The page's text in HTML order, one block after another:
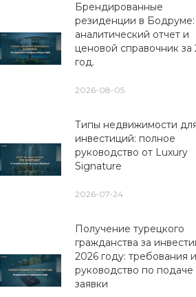
Брендированные
резиденции в Бодруме:
аналитический отчет и
ценовой справочник за
год.
2026-08-05
Типы недвижимости
инвестиций: полное
руководство от Luxury
Signature
2026-07-24
Получение турецкого
гражданства за
2026 году: требования и
руководство по подаче
заявки